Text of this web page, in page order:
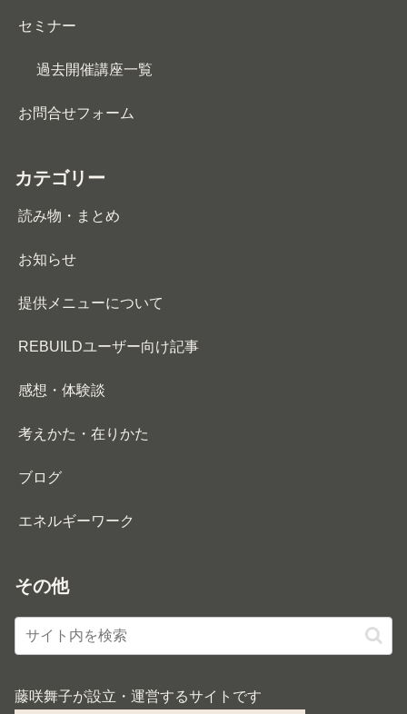
セミナー
過去開催講座一覧
お問合せフォーム
カテゴリー
読み物・まとめ
お知らせ
提供メニューについて
REBUILDユーザー向け記事
感想・体験談
考えかた・在りかた
ブログ
エネルギーワーク
その他
藤咲舞子が設立・運営するサイトです